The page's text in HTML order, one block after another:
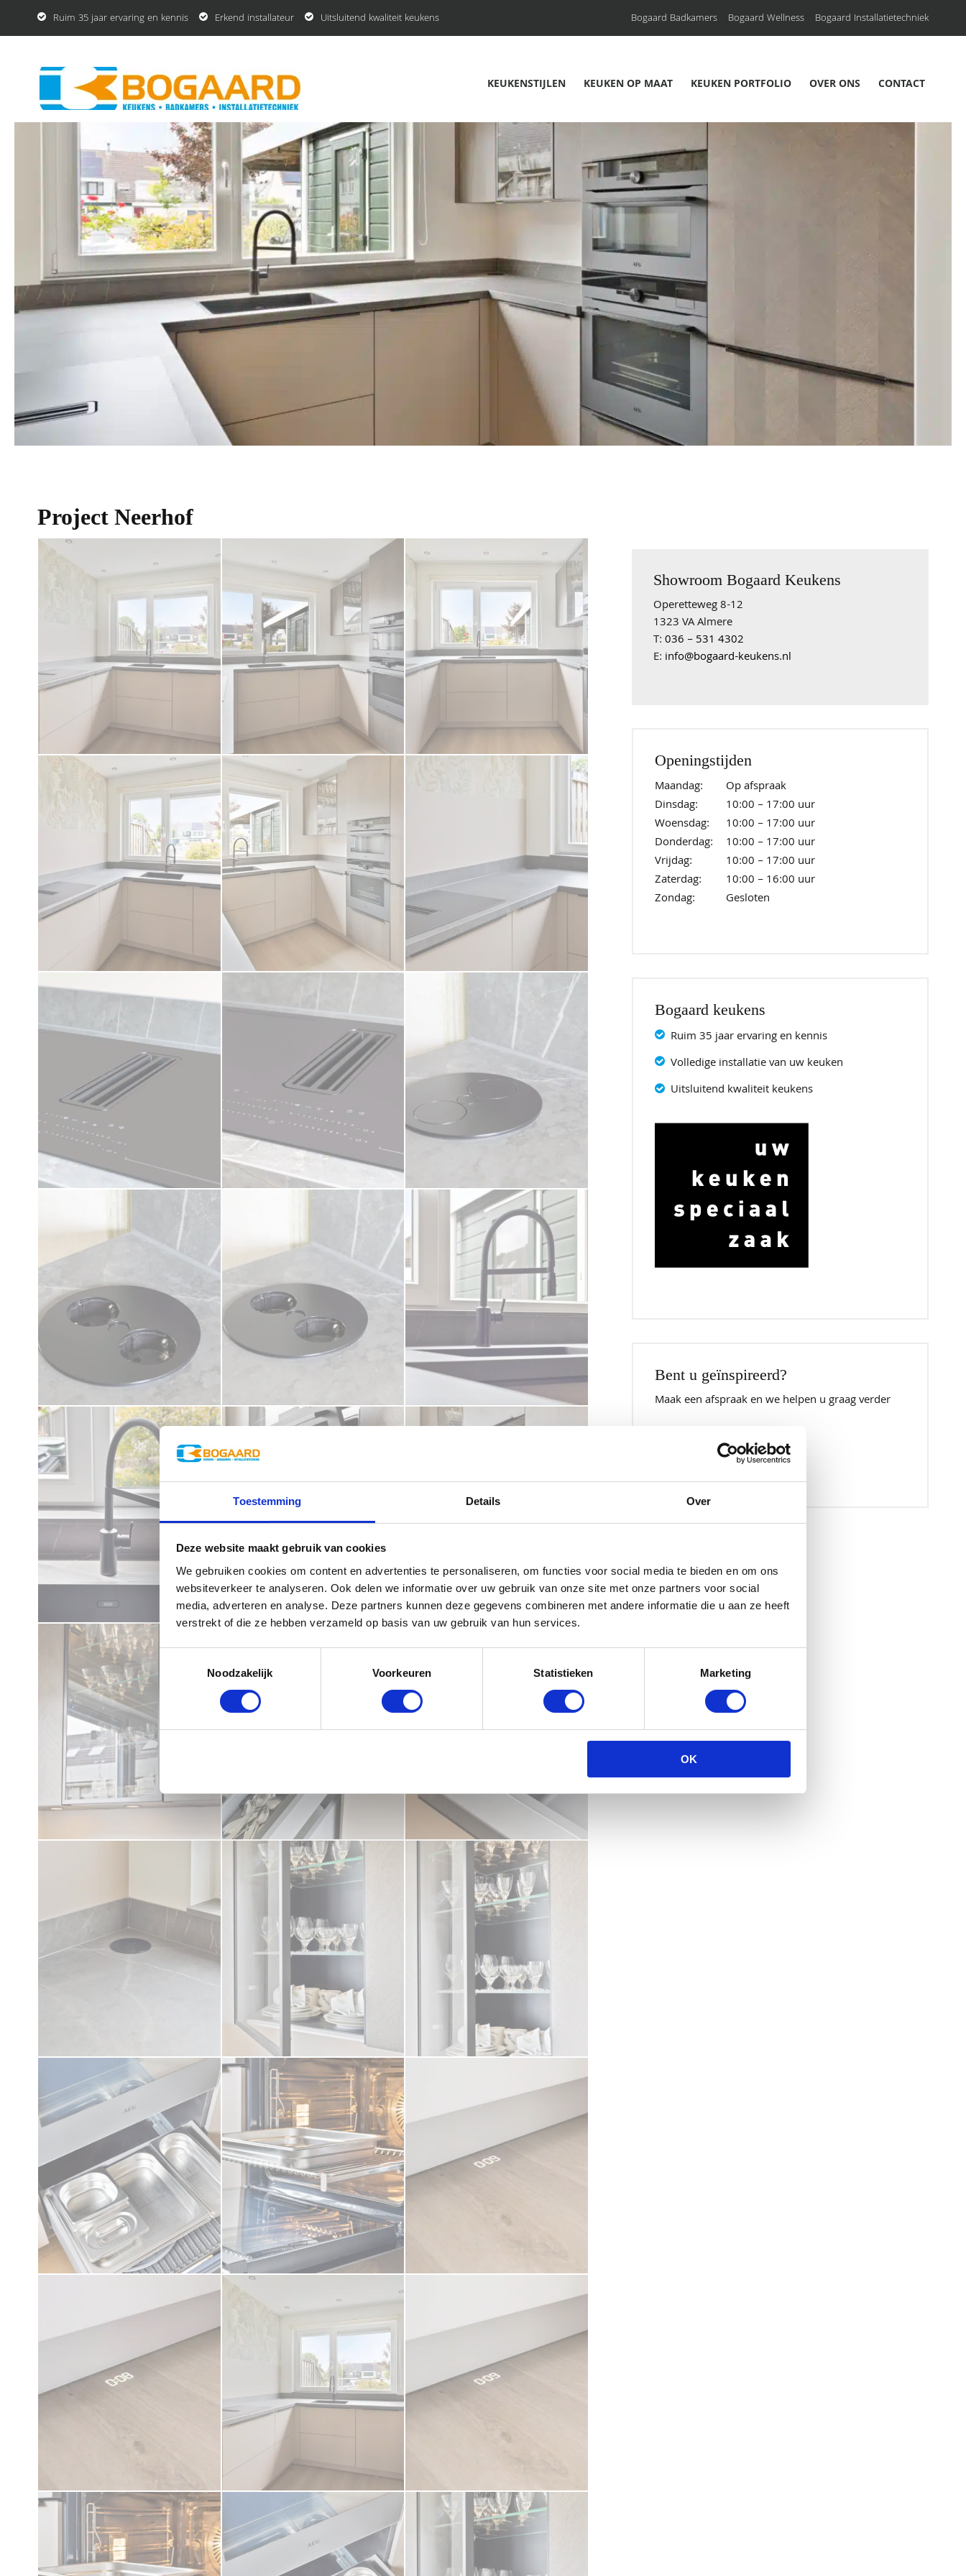
Toestemming Details Over
Deze website maakt gebruik van cookies
We gebruiken cookies om content en advertenties te personaliseren, om functies voor social media te bieden en om ons
websiteverkeer te analyseren. Ook delen we informatie over uw gebruik van onze site met onze partners voor social
media, adverteren en analyse. Deze partners kunnen deze gegevens combineren met andere informatie die u aan ze heeft
verstrekt of die ze hebben verzameld op basis van uw gebruik van hun services.
Noodzakelijk
Voorkeuren Statistieken Marketing
OK
Ruim 35 jaar ervaring en kennis Erkend installateur Uitsluitend kwaliteit keukens Bogaard Badkamers Bogaard Wellness Bogaard Installatietechniek
KEUKENSTIJLEN KEUKEN OP MAAT KEUKEN PORTFOLIO OVER ONS CONTACT
Project Neerhof
9,6
Project Neerhof
Showroom Bogaard Keukens
Operetteweg 8-12
1323 VA Almere
T:036 – 531 4302
E: info@bogaard-keukens.nl
Openingstijden
Maandag:
Op afspraak
Dinsdag:
10:00 – 17:00 uur
Woensdag:
10:00 – 17:00 uur
Donderdag:
10:00 – 17:00 uur
Vrijdag:
10:00 – 17:00 uur
Zaterdag:
10:00 – 16:00 uur
Zondag:
Gesloten
Bogaard keukens
Ruim 35 jaar ervaring en kennis
Volledige installatie van uw keuken
Uitsluitend kwaliteit keukens
Bent u geïnspireerd?
Maak een afspraak en we helpen u graag verder
036 531 4302